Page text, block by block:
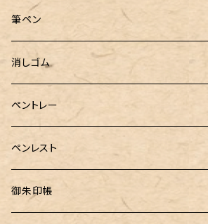
CROSS（クロス）
Sheaffer（シェーファー）
MONTEVERDE（モンテベルデ）
MONTBLANC（モンブラン）
バディ【Mark II(マークツー)】
PARKER(パーカー)
CROSS(クロス)
ANTOU（アントウ）
PenC mini
スタイルフィット ゲルインク
RETRO51
ラダイト
PILOT（パイロット）
カスタム
RHODIA(ロディア)
KAYOU＋(カーユプラス)
IWI（アイダブリューアイ）
富士瘤クラフト
神戸派計画
すずめや
ローラーボール 6色キャップ付
サンスター文具
筆ペン
Fonte
消しゴム
消しゴムケース
バハギア&クラフト
ツイスト消しゴム
MONS ORIS (モンズオーリス)
ペントレー
革製ペントレー
ペンレスト
ボルトレッティ
御朱印帳